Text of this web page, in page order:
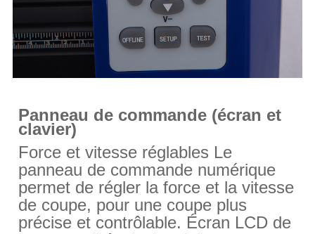
Panneau de commande (écran et
clavier)
Force et vitesse réglables Le
panneau de commande numérique
permet de régler la force et la vitesse
de coupe, pour une coupe plus
précise et contrôlable. Écran LCD de